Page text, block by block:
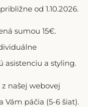
od 1.10.2026.
sumou 15€.
asistenciu a styling.
našej webovej
Vám páčia (5-6 šiat).